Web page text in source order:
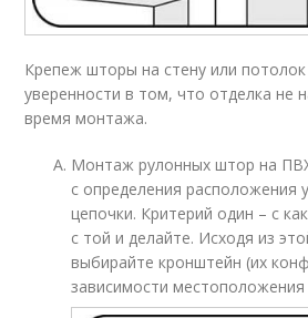
Крепеж шторы на стену или потолок
уверенности в том, что отделка не
время монтажа.
Монтаж рулонных штор на
с определения расположения
цепочки. Критерий один – с
с той и делайте. Исходя из
выбирайте кронштейн (их
зависимости местоположения